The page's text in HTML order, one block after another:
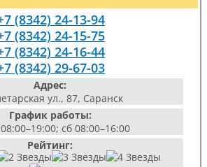
(8342) 24-13-94
(8342) 24-15-75
(8342) 24-16-44
(8342) 29-67-03
Адрес:
ул., 87, Саранск
График работы:
сб 08:00–16:00
Рейтинг: